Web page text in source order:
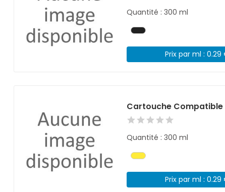
Quantité : 300 ml
Prix par ml : 0.29
Cartouche Compatible
Quantité : 300 ml
Prix par ml : 0.29